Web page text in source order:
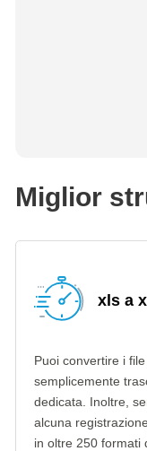
Miglior
xls a
Puoi convertire i
semplicemente
dedicata. Inoltre,
alcuna
in oltre 250 formati